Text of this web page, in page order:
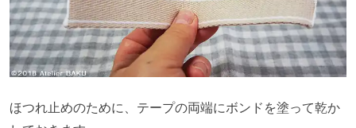
ほつれ止めのために、テープの両端にボンドを塗って乾か